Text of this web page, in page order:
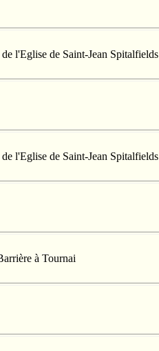
l'Eglise de Saint-Jean Spitalfields
l'Eglise de Saint-Jean Spitalfields
à Tournai